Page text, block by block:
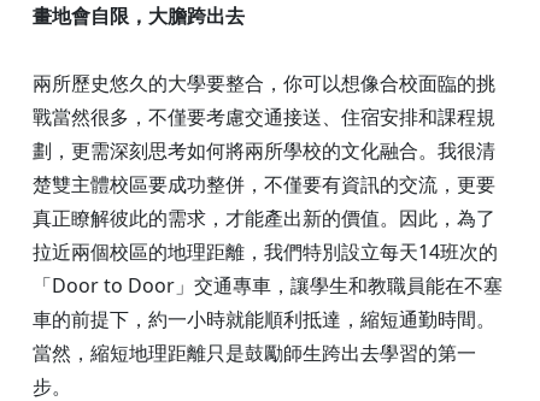
畫地會自限，大膽跨出去
兩所歷史悠久的大學要整合，你可以想像合校面臨的挑
戰當然很多，不僅要考慮交通接送、住宿安排和課程規
劃，更需深刻思考如何將兩所學校的文化融合。我很清
楚雙主體校區要成功整併，不僅要有資訊的交流，更要
真正瞭解彼此的需求，才能產出新的價值。因此，為了
拉近兩個校區的地理距離，我們特別設立每天14班次的
「Door to Door」交通專車，讓學生和教職員能在不塞
車的前提下，約一小時就能順利抵達，縮短通勤時間。
當然，縮短地理距離只是鼓勵師生跨出去學習的第一
步。